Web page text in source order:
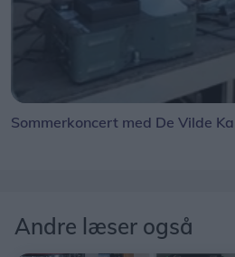
Sommerkoncert med De Vilde
Andre læser også